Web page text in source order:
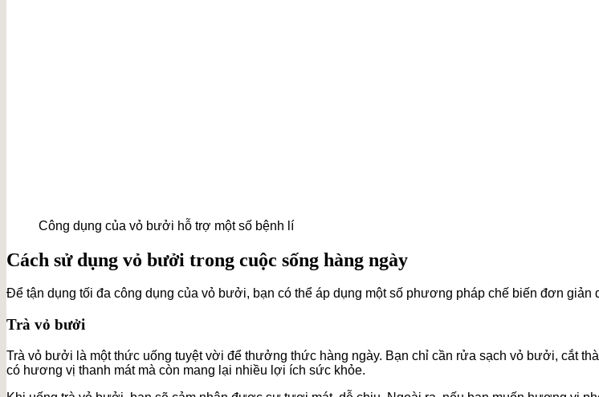
Công dụng của vỏ bưởi hỗ trợ một số bệnh lí
Cách sử dụng vỏ bưởi trong cuộc sống hàng ngày
Để tận dụng tối đa công dụng của vỏ bưởi, bạn có thể áp dụng một số phương pháp chế biến đơn giản
Trà vỏ bưởi
Trà vỏ bưởi là một thức uống tuyệt vời để thưởng thức hàng ngày. Bạn chỉ cần rửa sạch vỏ bưởi, cắt
có hương vị thanh mát mà còn mang lại nhiều lợi ích sức khỏe.